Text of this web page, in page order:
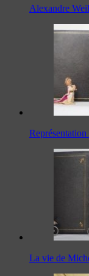
Alexandre
La vie de